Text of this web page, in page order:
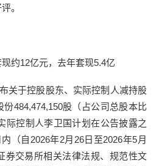
。
约12亿元，去年套现5.4亿
关于控股股东、实际控制人减持股
484,474,150股（占公司总股本比
际控制人李卫国计划在公告披露之
（自2026年2月26日至2026年5月
券交易所相关法律法规、规范性文